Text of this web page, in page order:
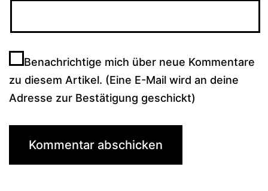
Benachrichtige mich über neue Kommentare
zu diesem Artikel. (Eine E-Mail wird an deine
Adresse zur Bestätigung geschickt)